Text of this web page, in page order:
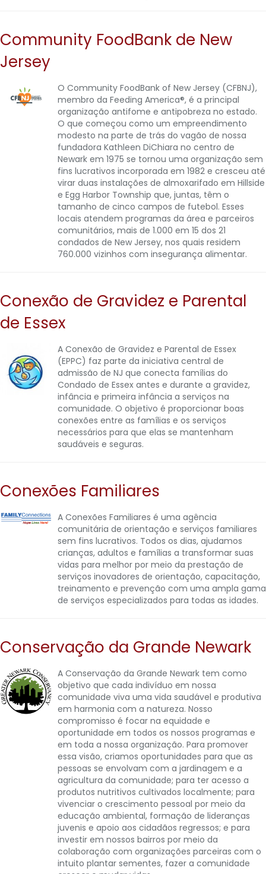
Community FoodBank de New
Jersey
O Community FoodBank of New Jersey (CFBNJ),
membro da Feeding America®, é a principal
organização antifome e antipobreza no estado.
O que começou como um empreendimento
modesto na parte de trás do vagão de nossa
fundadora Kathleen DiChiara no centro de
Newark em 1975 se tornou uma organização sem
fins lucrativos incorporada em 1982 e cresceu até
virar duas instalações de almoxarifado em Hillside
e Egg Harbor Township que, juntas, têm o
tamanho de cinco campos de futebol. Esses
locais atendem programas da área e parceiros
comunitários, mais de 1.000 em 15 dos 21
condados de New Jersey, nos quais residem
760.000 vizinhos com insegurança alimentar.
Conexão de Gravidez e Parental
de Essex
A Conexão de Gravidez e Parental de Essex
(EPPC) faz parte da iniciativa central de
admissão de NJ que conecta famílias do
Condado de Essex antes e durante a gravidez,
infância e primeira infância a serviços na
comunidade. O objetivo é proporcionar boas
conexões entre as famílias e os serviços
necessários para que elas se mantenham
saudáveis e seguras.
Conexões Familiares
A Conexões Familiares é uma agência
comunitária de orientação e serviços familiares
sem fins lucrativos. Todos os dias, ajudamos
crianças, adultos e famílias a transformar suas
vidas para melhor por meio da prestação de
serviços inovadores de orientação, capacitação,
treinamento e prevenção com uma ampla gama
de serviços especializados para todas as idades.
Conservação da Grande Newark
A Conservação da Grande Newark tem como
objetivo que cada indivíduo em nossa
comunidade viva uma vida saudável e produtiva
em harmonia com a natureza. Nosso
compromisso é focar na equidade e
oportunidade em todos os nossos programas e
em toda a nossa organização. Para promover
essa visão, criamos oportunidades para que as
pessoas se envolvam com a jardinagem e a
agricultura da comunidade; para ter acesso a
produtos nutritivos cultivados localmente; para
vivenciar o crescimento pessoal por meio da
educação ambiental, formação de lideranças
juvenis e apoio aos cidadãos regressos; e para
investir em nossos bairros por meio da
colaboração com organizações parceiras com o
intuito plantar sementes, fazer a comunidade